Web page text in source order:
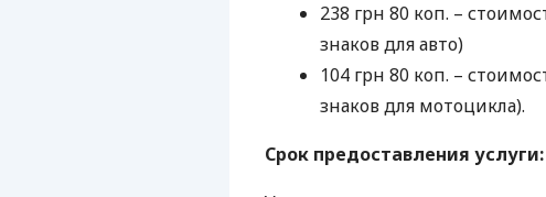
238 грн 80 коп. –
знаков для авто)
104 грн 80 коп. –
знаков для мотоцикла).
Срок предоставления услуги: